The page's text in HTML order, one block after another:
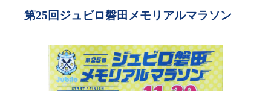
第25回ジュビロ磐田メモリアルマラソン